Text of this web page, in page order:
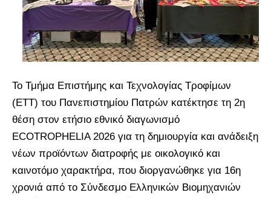
Το Τμήμα Επιστήμης και Τεχνολογίας Τροφίμων
(ΕΤΤ) του Πανεπιστημίου Πατρών κατέκτησε τη 2η
θέση στον ετήσιο εθνικό διαγωνισμό
ECOTROPHELIA 2026 για τη δημιουργία και ανάδειξη
νέων προϊόντων διατροφής με οικολογικό και
καινοτόμο χαρακτήρα, που διοργανώθηκε για 16η
χρονιά από το Σύνδεσμο Ελληνικών Βιομηχανιών